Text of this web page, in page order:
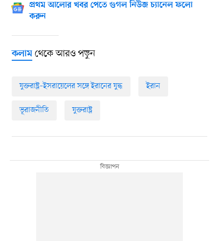
প্রথম আলোর খবর পেতে গুগল নিউজ চ্যানেল ফলো
করুন
কলামথেকে আরও পড়ুন
যুক্তরাষ্ট্র–ইসরায়েলের সঙ্গে ইরানের যুদ্ধ ইরান
ভূরাজনীতি যুক্তরাষ্ট্র